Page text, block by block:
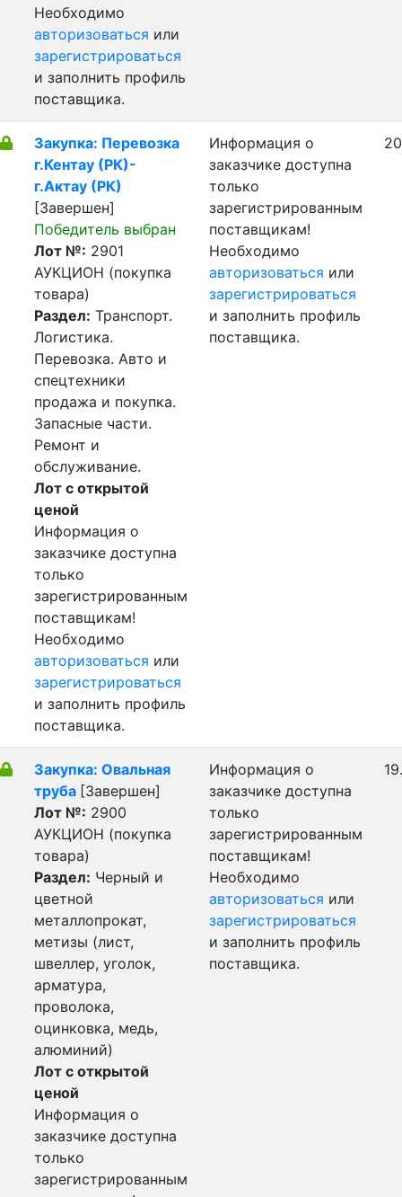
Необходимо
авторизоваться или
зарегистрироваться
и заполнить профиль
поставщика.
Закупка: Перевозка
г.Кентау (РК)-
г.Актау (РК)
[Завершен]
Победитель выбран
Лот №: 2901
АУКЦИОН (покупка
товара)
Раздел: Транспорт.
Логистика.
Перевозка. Авто и
спецтехники
продажа и покупка.
Запасные части.
Ремонт и
обслуживание.
Лот с открытой
ценой
Информация о
заказчике доступна
только
зарегистрированным
поставщикам!
Необходимо
авторизоваться или
зарегистрироваться
и заполнить профиль
поставщика.
Информация о
заказчике доступна
только
зарегистрированным
поставщикам!
Необходимо
авторизоваться или
зарегистрироваться
и заполнить профиль
поставщика.
Закупка: Овальная
труба [Завершен]
Лот №: 2900
АУКЦИОН (покупка
товара)
Раздел: Черный и
цветной
металлопрокат,
метизы (лист,
швеллер, уголок,
арматура,
проволока,
оцинковка, медь,
алюминий)
Лот с открытой
ценой
Информация о
заказчике доступна
только
зарегистрированным
Информация о
заказчике доступна
только
зарегистрированным
поставщикам!
Необходимо
авторизоваться или
зарегистрироваться
и заполнить профиль
поставщика.